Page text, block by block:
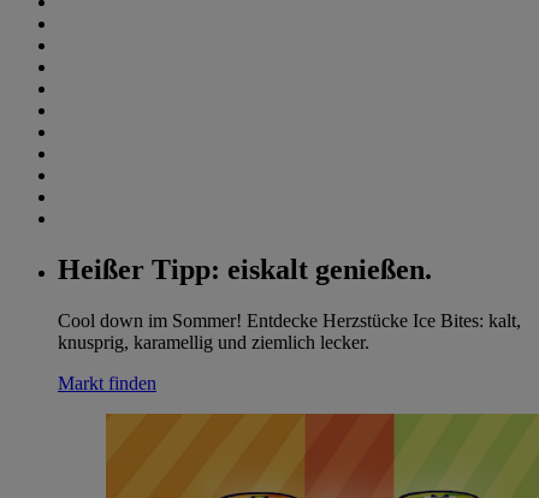
Heißer Tipp: eiskalt genießen.
Cool down im Sommer! Entdecke Herzstücke Ice Bites: kalt,
knusprig, karamellig und ziemlich lecker.
Markt finden